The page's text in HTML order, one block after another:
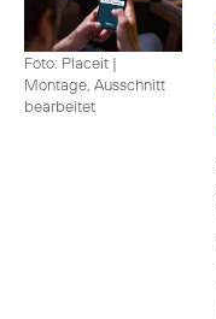
Foto: Placeit |
Montage, Ausschnitt
bearbeitet